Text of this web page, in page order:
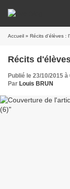
Accueil » Récits d'élèves :
Récits
Publié le 23/10/2015 à
Par Louis BRUN